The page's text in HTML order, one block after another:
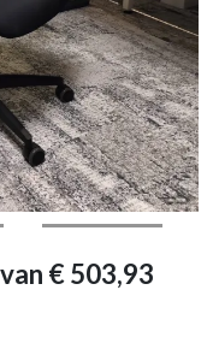
€ 503,93